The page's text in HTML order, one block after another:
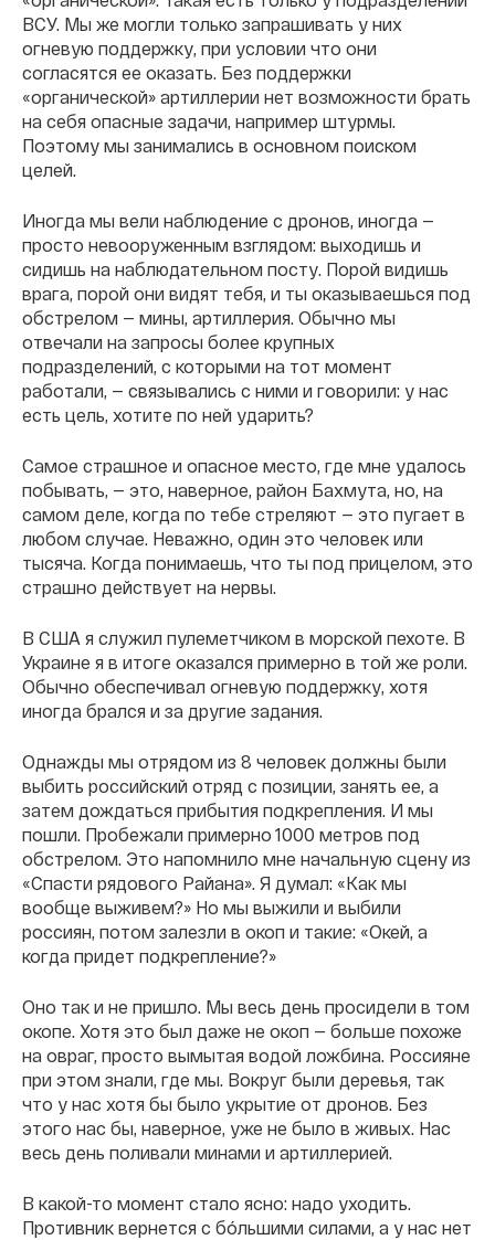
ВСУ. Мы же могли только запрашивать у них
огневую поддержку, при условии что они
согласятся ее оказать. Без поддержки
«органической» артиллерии нет возможности брать
на себя опасные задачи, например штурмы.
Поэтому мы занимались в основном поиском
целей.
Иногда мы вели наблюдение с дронов, иногда —
просто невооруженным взглядом: выходишь и
сидишь на наблюдательном посту. Порой видишь
врага, порой они видят тебя, и ты оказываешься под
обстрелом — мины, артиллерия. Обычно мы
отвечали на запросы более крупных
подразделений, с которыми на тот момент
работали, — связывались с ними и говорили: у нас
есть цель, хотите по ней ударить?
Самое страшное и опасное место, где мне удалось
побывать, — это, наверное, район Бахмута, но, на
самом деле, когда по тебе стреляют — это пугает в
любом случае. Неважно, один это человек или
тысяча. Когда понимаешь, что ты под прицелом, это
страшно действует на нервы.
В США я служил пулеметчиком в морской пехоте. В
Украине я в итоге оказался примерно в той же роли.
Обычно обеспечивал огневую поддержку, хотя
иногда брался и за другие задания.
Однажды мы отрядом из 8 человек должны были
выбить российский отряд с позиции, занять ее, а
затем дождаться прибытия подкрепления. И мы
пошли. Пробежали примерно 1000 метров под
обстрелом. Это напомнило мне начальную сцену из
«Спасти рядового Райана». Я думал: «Как мы
вообще выживем?» Но мы выжили и выбили
россиян, потом залезли в окоп и такие: «Окей, а
когда придет подкрепление?»
Оно так и не пришло. Мы весь день просидели в том
окопе. Хотя это был даже не окоп — больше похоже
на овраг, просто вымытая водой ложбина. Россияне
при этом знали, где мы. Вокруг были деревья, так
что у нас хотя бы было укрытие от дронов. Без
этого нас бы, наверное, уже не было в живых. Нас
весь день поливали минами и артиллерией.
В какой-то момент стало ясно: надо уходить.
Противник вернется с бóльшими силами, а у нас нет